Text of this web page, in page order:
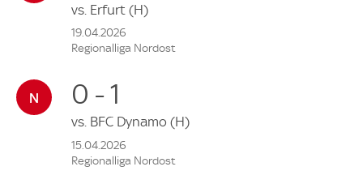
vs. Erfurt (H)
19.04.2026
Regionalliga Nordost
0 - 1
vs. BFC Dynamo (H)
15.04.2026
Regionalliga Nordost